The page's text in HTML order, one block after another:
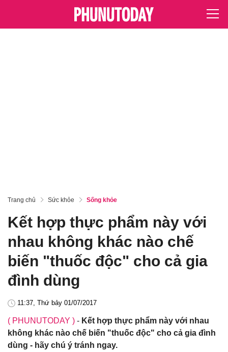
Trang chủ Sức khỏe Sống khỏe
Kết hợp thực phẩm này với
nhau không khác nào chế
biến "thuốc độc" cho cả gia
đình dùng
11:37, Thứ bảy 01/07/2017
( PHUNUTODAY ) - Kết hợp thực phẩm này với nhau
không khác nào chế biến "thuốc độc" cho cả gia đình
dùng - hãy chú ý tránh ngay.